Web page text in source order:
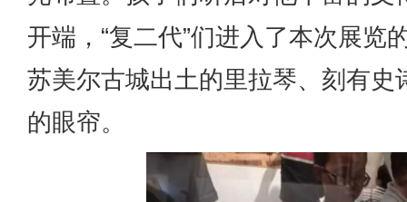
开端，“复二代”们进入了本次展
苏美尔古城出土的里拉琴、刻有
的眼帘。